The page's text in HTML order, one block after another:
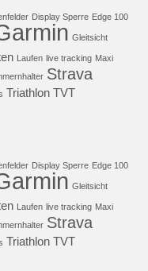
Display Sperre Edge 100
Gleitsicht
Laufen live tracking Maxi
Strava
Triathlon TVT
Display Sperre Edge 100
Gleitsicht
Laufen live tracking Maxi
Strava
Triathlon TVT